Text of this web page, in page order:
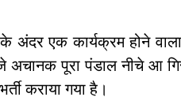
अंदर एक कार्यक्रम होने
पूरा पंडाल नीचे आ
कराया गया है।